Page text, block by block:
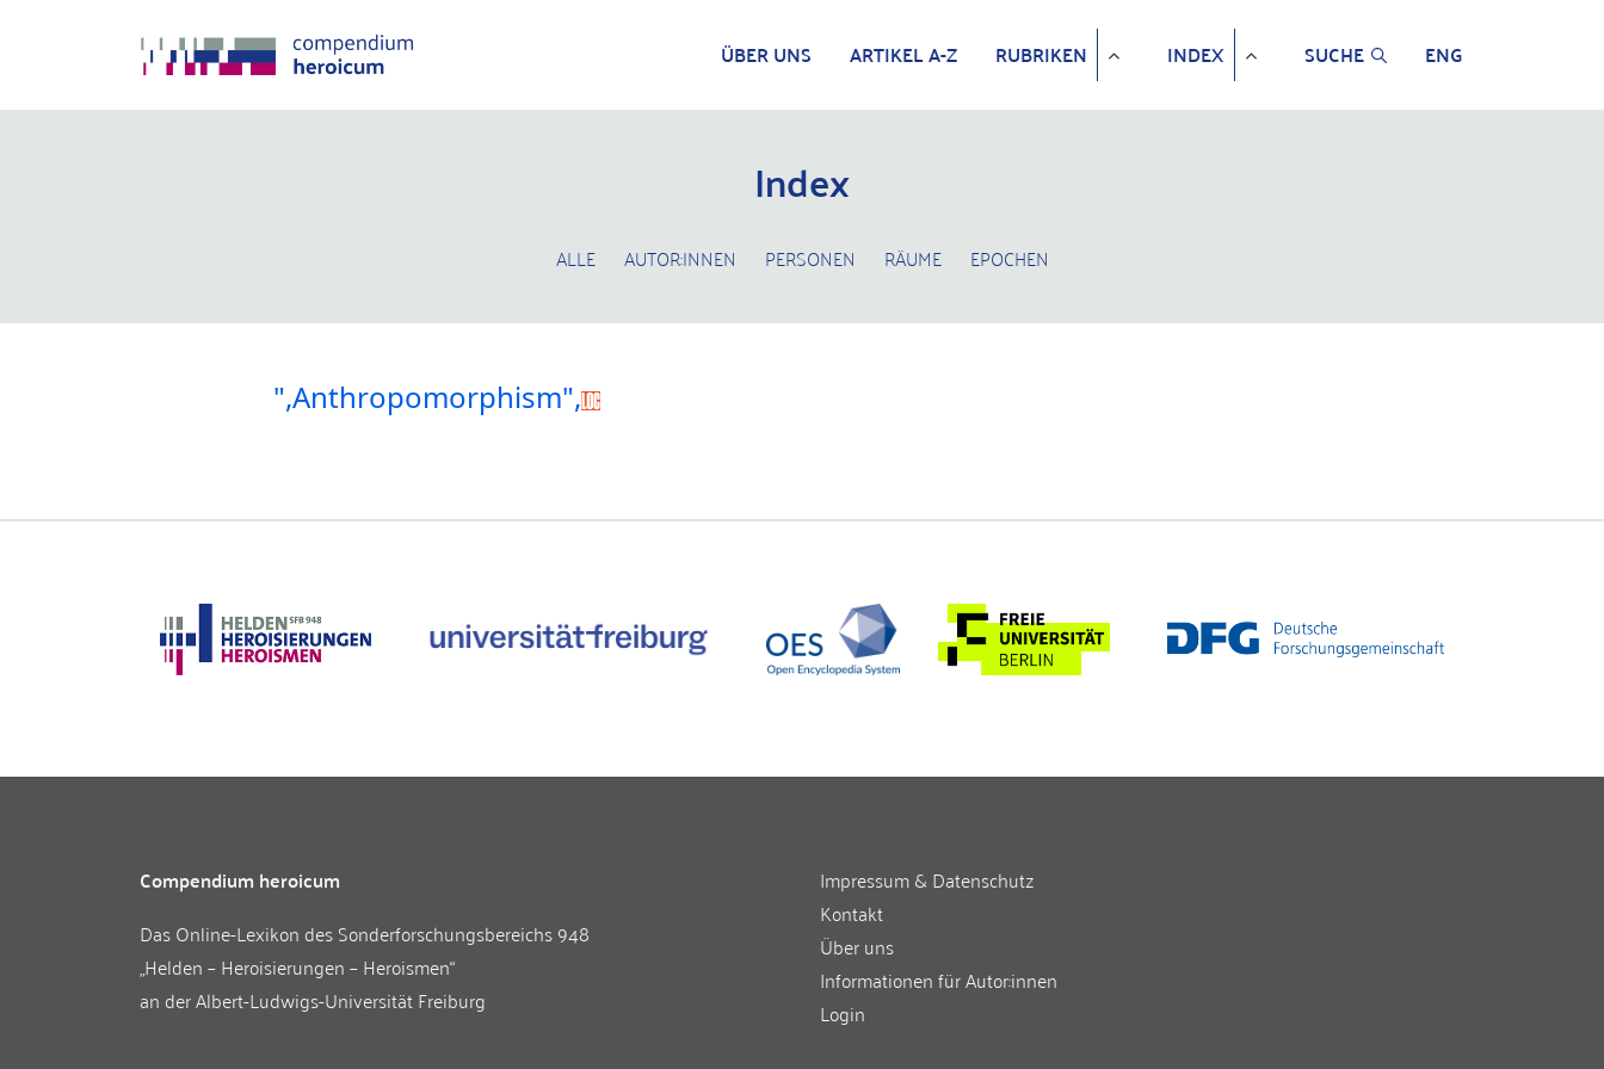
ÜBER UNS ARTIKEL A-Z RUBRIKEN INDEX SUCHE ENG
Index
ALLE AUTOR:INNEN PERSONEN RÄUME EPOCHEN
",Anthropomorphism",
Compendium heroicum
Das Online-Lexikon desSonderforschungsbereichs 948
„Helden – Heroisierungen – Heroismen“
an derAlbert-Ludwigs-Universität Freiburg
Impressum & Datenschutz
Kontakt
Über uns
Informationen für Autor:innen
Login